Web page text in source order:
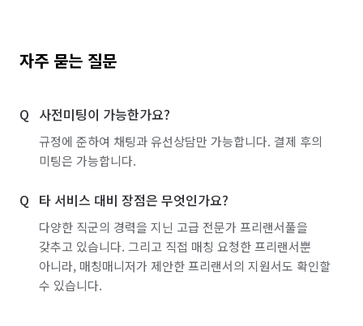
자주 묻는 질문
사전미팅이 가능한가요?
규정에 준하여 채팅과 유선상담만 가능합니다. 결제 후의
미팅은 가능합니다.
타 서비스 대비 장점은 무엇인가요?
다양한 직군의 경력을 지닌 고급 전문가 프리랜서풀을
갖추고 있습니다. 그리고 직접 매칭 요청한 프리랜서뿐
아니라, 매칭매니저가 제안한 프리랜서의 지원서도 확인할
수 있습니다.